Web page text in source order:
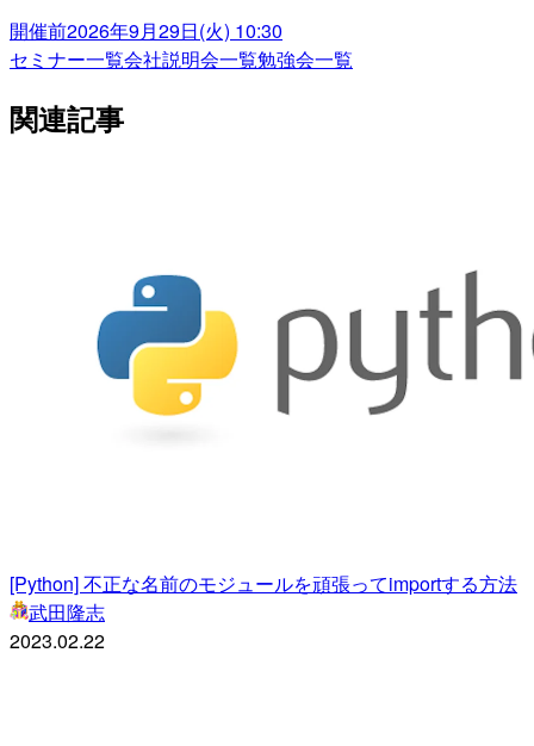
開催前2026年9月29日(火) 10:30
セミナー一覧会社説明会一覧勉強会一覧
関連記事
[Python] 不正な名前のモジュールを頑張ってimportする方法
武田隆志
2023.02.22